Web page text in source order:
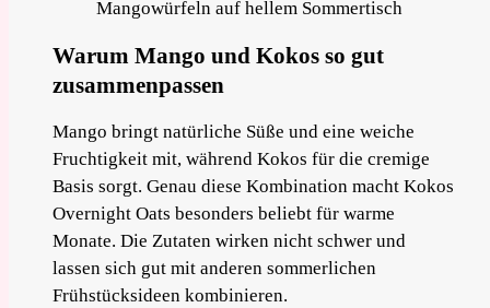
Warum Mango und Kokos so gut
zusammenpassen
Mango bringt natürliche Süße und eine weiche
Fruchtigkeit mit, während Kokos für die cremige
Basis sorgt. Genau diese Kombination macht Kokos
Overnight Oats besonders beliebt für warme
Monate. Die Zutaten wirken nicht schwer und
lassen sich gut mit anderen sommerlichen
Frühstücksideen kombinieren.